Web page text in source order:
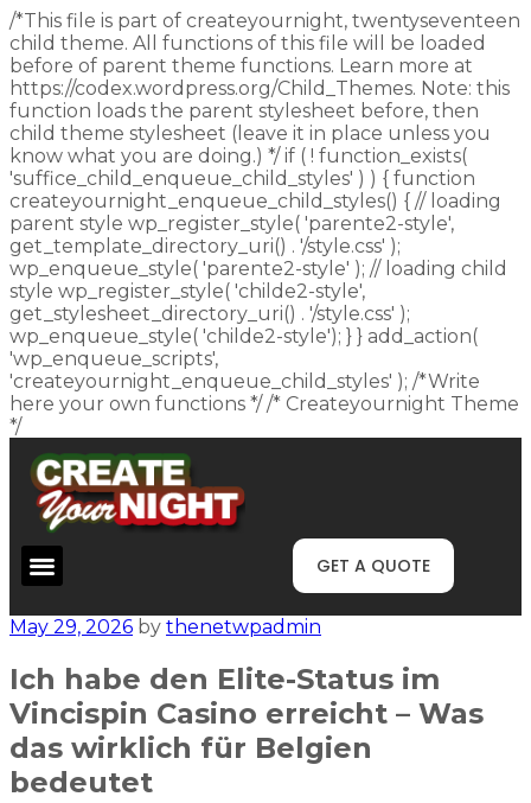
/*This file is part of createyournight, twentyseventeen
child theme. All functions of this file will be loaded
before of parent theme functions. Learn more at
https://codex.wordpress.org/Child_Themes. Note: this
function loads the parent stylesheet before, then
child theme stylesheet (leave it in place unless you
know what you are doing.) */ if ( ! function_exists(
'suffice_child_enqueue_child_styles' ) ) { function
createyournight_enqueue_child_styles() { // loading
parent style wp_register_style( 'parente2-style',
get_template_directory_uri() . '/style.css' );
wp_enqueue_style( 'parente2-style' ); // loading child
style wp_register_style( 'childe2-style',
get_stylesheet_directory_uri() . '/style.css' );
wp_enqueue_style( 'childe2-style'); } } add_action(
'wp_enqueue_scripts',
'createyournight_enqueue_child_styles' ); /*Write
here your own functions */ /* Createyournight Theme
*/
GET A QUOTE
May 29, 2026 by thenetwpadmin
Ich habe den Elite-Status im
Vincispin Casino erreicht – Was
das wirklich für Belgien
bedeutet